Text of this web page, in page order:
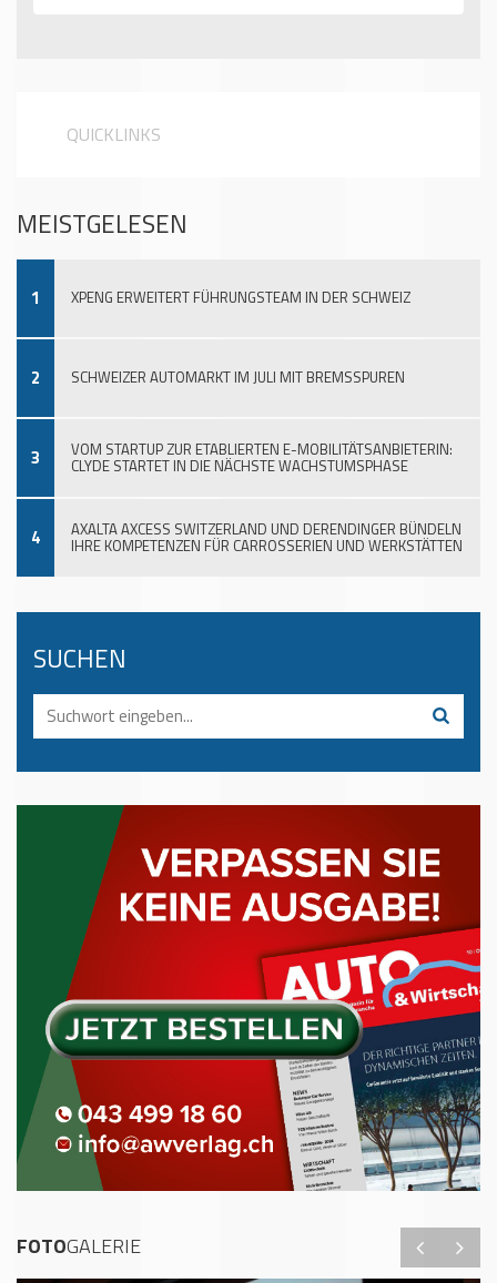
QUICKLINKS
MEISTGELESEN
1 XPENG ERWEITERT FÜHRUNGSTEAM IN DER SCHWEIZ
2 SCHWEIZER AUTOMARKT IM JULI MIT BREMSSPUREN
3 VOM STARTUP ZUR ETABLIERTEN E-MOBILITÄTSANBIETERIN:
CLYDE STARTET IN DIE NÄCHSTE WACHSTUMSPHASE
4 AXALTA AXCESS SWITZERLAND UND DERENDINGER BÜNDELN
IHRE KOMPETENZEN FÜR CARROSSERIEN UND WERKSTÄTTEN
SUCHEN
FOTOGALERIE